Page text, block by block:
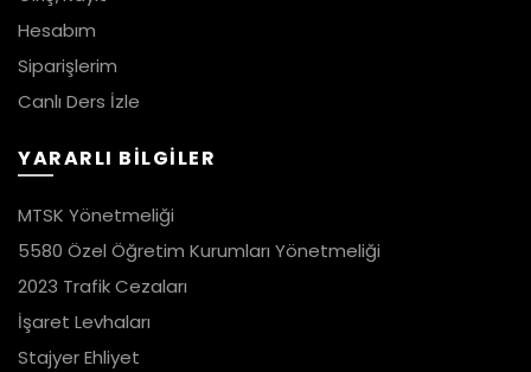
Hesabım
Siparişlerim
Canlı Ders İzle
YARARLI BİLGİLER
MTSK Yönetmeliği
5580 Özel Öğretim Kurumları Yönetmeliği
2023 Trafik Cezaları
İşaret Levhaları
Stajyer Ehliyet